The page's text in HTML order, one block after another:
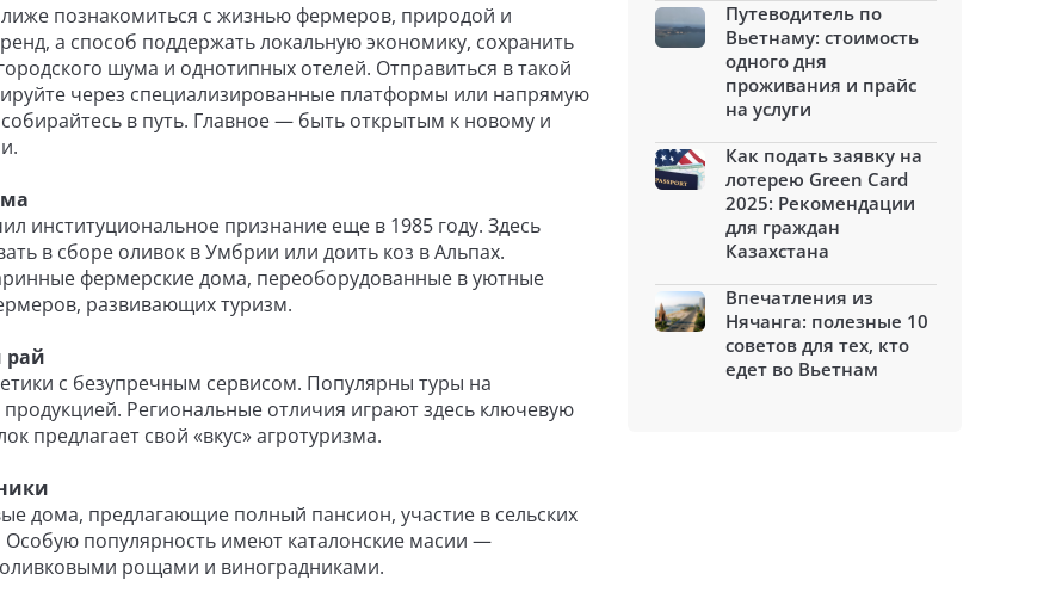
познакомиться с жизнью фермеров, природой и
а способ поддержать локальную экономику, сохранить
шума и однотипных отелей. Отправиться в такой
через специализированные платформы или напрямую
в путь. Главное — быть открытым к новому и
институциональное признание еще в 1985 году. Здесь
в сборе оливок в Умбрии или доить коз в Альпах.
фермерские дома, переоборудованные в уютные
развивающих туризм.
рай
с безупречным сервисом. Популярны туры на
Региональные отличия играют здесь ключевую
предлагает свой «вкус» агротуризма.
дома, предлагающие полный пансион, участие в сельских
Особую популярность имеют каталонские масии —
рощами и виноградниками.
Путеводитель по
Вьетнаму: стоимость
одного дня
проживания и прайс
на услуги
Как подать заявку на
лотерею Green Card
2025: Рекомендации
для граждан
Казахстана
Впечатления из
Нячанга: полезные 10
советов для тех, кто
едет во Вьетнам